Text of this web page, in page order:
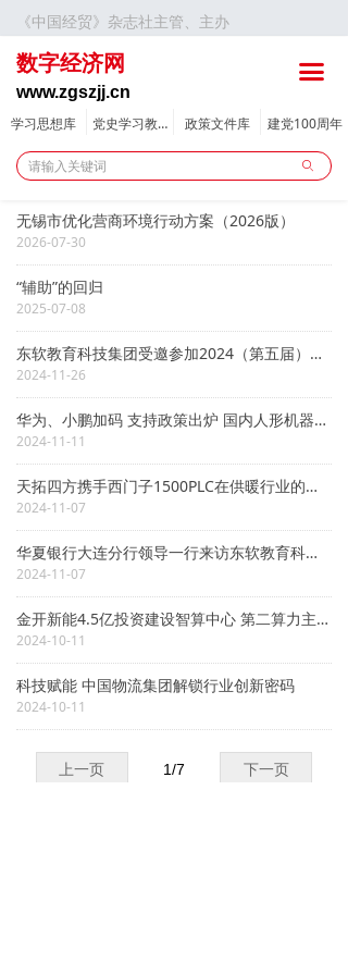
《中国经贸》杂志社主管、主办
学习思想库 党史学习教育 政策文件库 建党100周年
数字经济网
www.zgszjj.cn
ꄙ
끀
首页
要闻
新规政策
数字新闻
财经
区域经济
数智动态
漫谈数字化转型系列专题
创新创业
产教融合
无锡市优化营商环境行动方案（2026版）
2026-07-30
“辅助”的回归
2025-07-08
东软教育科技集团受邀参加2024（第五届）中国软件教育年会
2024-11-26
华为、小鹏加码 支持政策出炉 国内人形机器人产业化提速！
2024-11-11
天拓四方携手西门子1500PLC在供暖行业的解决方案
2024-11-07
华夏银行大连分行领导一行来访东软教育科技集团考察交流
2024-11-07
金开新能4.5亿投资建设智算中心 第二算力主业前景可期
2024-10-11
科技赋能 中国物流集团解锁行业创新密码
2024-10-11
上一页 下一页
1/7